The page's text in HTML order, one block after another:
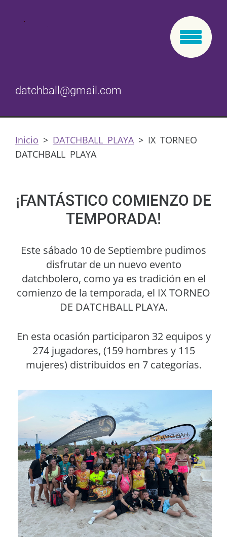
datchball@gmail.com
Inicio > DATCHBALL PLAYA > IX TORNEO
DATCHBALL PLAYA
¡FANTÁSTICO COMIENZO DE
TEMPORADA!
Este sábado 10 de Septiembre pudimos
disfrutar de un nuevo evento
datchbolero, como ya es tradición en el
comienzo de la temporada, el IX TORNEO
DE DATCHBALL PLAYA.
En esta ocasión participaron 32 equipos y
274 jugadores, (159 hombres y 115
mujeres) distribuidos en 7 categorías.